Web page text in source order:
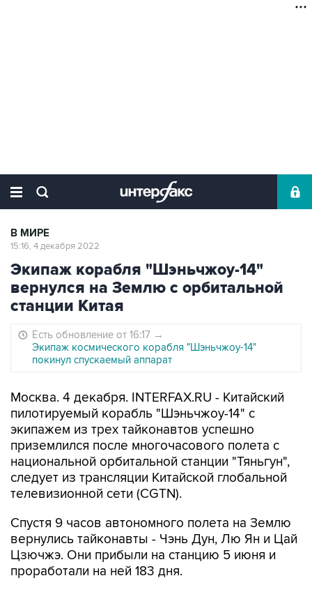
В МИРЕ
15:16, 4 декабря 2022
Экипаж корабля "Шэньчжоу-14"
вернулся на Землю с орбитальной
станции Китая
Есть обновление от 16:17 →
Экипаж космического корабля "Шэньчжоу-14"
покинул спускаемый аппарат
Москва. 4 декабря. INTERFAX.RU - Китайский
пилотируемый корабль "Шэньчжоу-14" с
экипажем из трех тайконавтов успешно
приземлился после многочасового полета с
национальной орбитальной станции "Тяньгун",
следует из трансляции Китайской глобальной
телевизионной сети (CGTN).
Спустя 9 часов автономного полета на Землю
вернулись тайконавты - Чэнь Дун, Лю Ян и Цай
Цзючжэ. Они прибыли на станцию 5 июня и
проработали на ней 183 дня.